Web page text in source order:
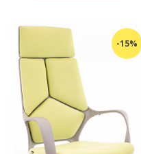
-15%